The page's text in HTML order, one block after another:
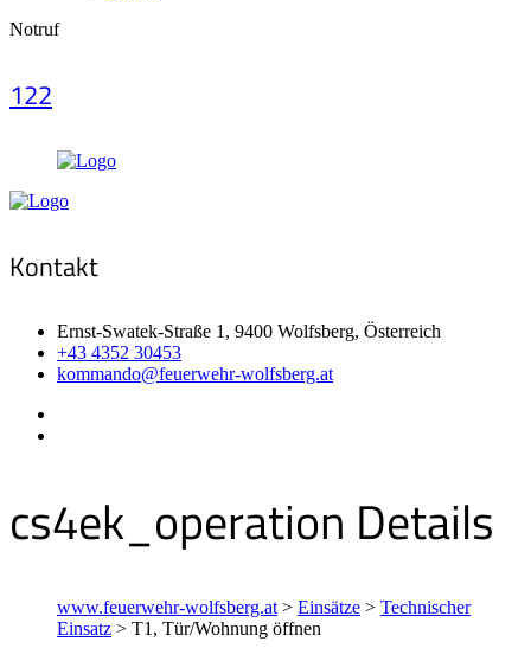
Notruf
122
Kontakt
Ernst-Swatek-Straße 1, 9400 Wolfsberg, Österreich
+43 4352 30453
kommando@feuerwehr-wolfsberg.at
cs4ek_operation Details
www.feuerwehr-wolfsberg.at > Einsätze > Technischer
Einsatz > T1, Tür/Wohnung öffnen